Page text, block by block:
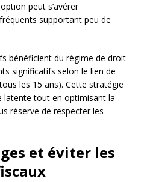
peut s’avérer
supportant peu de
bénéficient du régime de droit
significatifs selon le lien de
les 15 ans). Cette stratégie
latente tout en optimisant la
réserve de respecter les
et éviter les